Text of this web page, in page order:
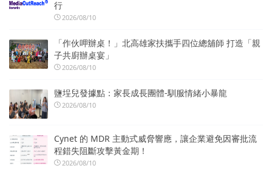
行
2026/08/10
「作伙呷辦桌！」北高雄家扶攜手四位總舖師 打造「親
子共廚辦桌宴」
2026/08/10
鹽埕兒發據點：家長成長團體-馴服情緒小暴龍
2026/08/10
Cynet 的 MDR 主動式威脅響應，讓企業避免因審批流
程錯失阻斷攻擊黃金期！
2026/08/10